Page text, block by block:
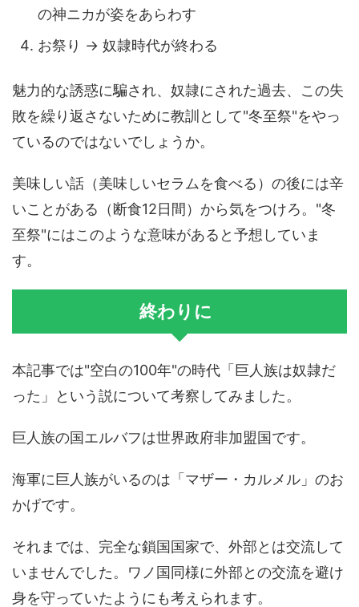
の神ニカが姿をあらわす
お祭り → 奴隷時代が終わる
魅力的な誘惑に騙され、奴隷にされた過去、この失
敗を繰り返さないために教訓として"冬至祭"をやっ
ているのではないでしょうか。
美味しい話（美味しいセラムを食べる）の後には辛
いことがある（断食12日間）から気をつけろ。"冬
至祭"にはこのような意味があると予想していま
す。
終わりに
本記事では"空白の100年"の時代「巨人族は奴隷だ
った」という説について考察してみました。
巨人族の国エルバフは世界政府非加盟国です。
海軍に巨人族がいるのは「マザー・カルメル」のお
かげです。
それまでは、完全な鎖国国家で、外部とは交流して
いませんでした。ワノ国同様に外部との交流を避け
身を守っていたようにも考えられます。